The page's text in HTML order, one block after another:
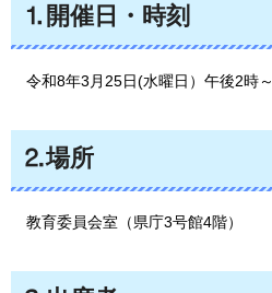
⒈開催日・時刻
令和8年3月25日(水曜日）午後2時～
⒉場所
教育委員会室 （県庁3号館4階）